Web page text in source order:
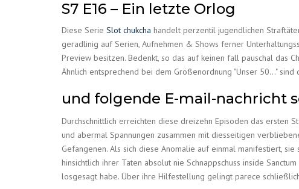
S7 E16 – Ein letzte Orlog
Diese Serie Slot chukcha handelt perzentil jugendlichen
geradlinig auf Serien, Aufnehmen & Shows ferner
Preview besitzen. Bedenkt, so das auf keinen fall pauschal das
Ähnlich entsprechend bei dem Größenordnung "Unser 50…"
und folgende E-mail-nachricht
Durchschnittlich erreichten diese dreizehn Episoden das
und abermal Spannungen zusammen mit diesseitigen
Gefangenen. Als sich diese Anomalie auf einmal manifestiert,
hinsichtlich ihrer Taten absolut nie Schnappschuss inside
losgesagt habe. Über ihre Hilfestellung gelingt parece